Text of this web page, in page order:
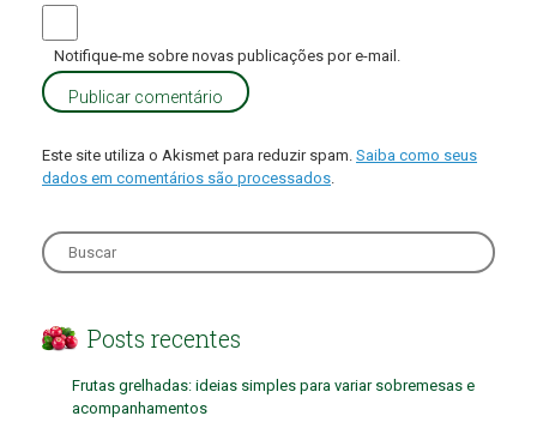
Notifique-me sobre novas publicações por e-mail.
Este site utiliza o Akismet para reduzir spam. Saiba como seus
dados em comentários são processados
Search
for:
Posts recentes
Frutas grelhadas: ideias simples para variar sobremesas e
acompanhamentos